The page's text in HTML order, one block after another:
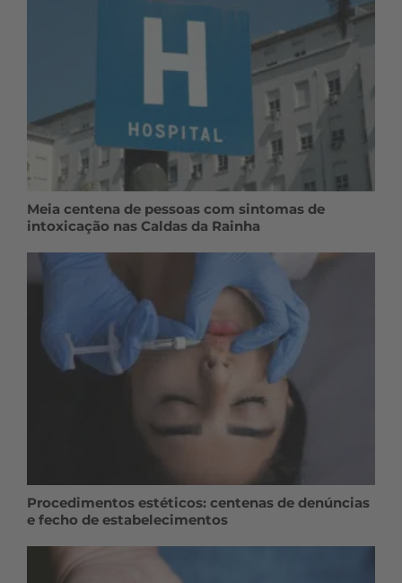
Meia centena de pessoas com sintomas de
intoxicação nas Caldas da Rainha
Procedimentos estéticos: centenas de denúncias
e fecho de estabelecimentos